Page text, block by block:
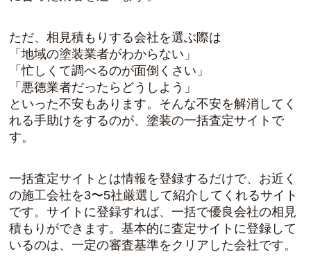
ただ、相見積もりする会社を選ぶ際は
「地域の塗装業者がわからない」
「忙しくて調べるのが面倒くさい」
「悪徳業者だったらどうしよう」
といった不安もあります。そんな不安を解消してく
れる手助けをするのが、塗装の一括査定サイトで
す。
一括査定サイトとは情報を登録するだけで、お近く
の施工会社を3〜5社厳選して紹介してくれるサイト
です。サイトに登録すれば、一括で優良会社の相見
積もりができます。基本的に査定サイトに登録して
いるのは、一定の審査基準をクリアした会社です。